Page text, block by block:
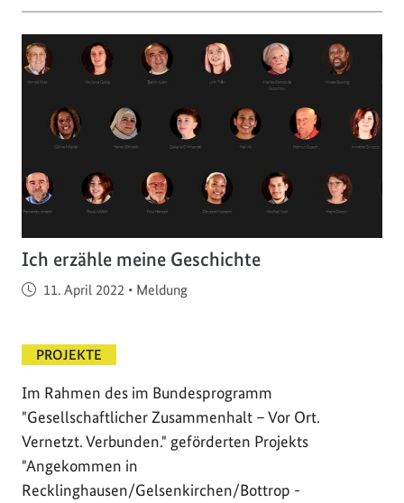
Ich erzähle meine Geschichte
Veröffentlicht am
11. April 2022 • Meldung
PROJEKTE
Im Rahmen des im Bundesprogramm
"Gesellschaftlicher Zusammenhalt – Vor Ort.
Vernetzt. Verbunden." geförderten Projekts
"Angekommen in
Recklinghausen/Gelsenkirchen/Bottrop -